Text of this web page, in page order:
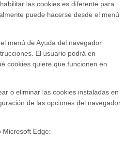
las cookies es diferente para
puede hacerse desde el menú
menú de Ayuda del navegador
El usuario podrá en
cookies quiere que funcionen en
o eliminar las cookies instaladas en
de las opciones del navegador
Microsoft Edge: